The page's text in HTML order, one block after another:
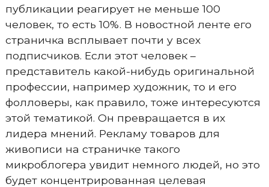
публикации реагирует не меньше 100
человек, то есть 10%. В новостной ленте его
страничка всплывает почти у всех
подписчиков. Если этот человек –
представитель какой-нибудь оригинальной
профессии, например художник, то и его
фолловеры, как правило, тоже интересуются
этой тематикой. Он превращается в их
лидера мнений. Рекламу товаров для
живописи на страничке такого
микроблогера увидит немного людей, но это
будет концентрированная целевая